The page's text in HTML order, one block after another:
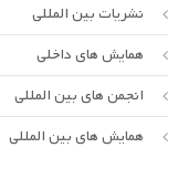
نشریات بین المللی
همایش های داخلی
انجمن های بین المللی
همایش های بین المللی